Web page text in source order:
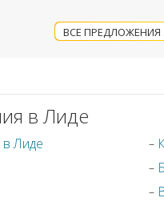
ВСЕ ПРЕДЛОЖЕНИЯ
в Лиде
в Лиде